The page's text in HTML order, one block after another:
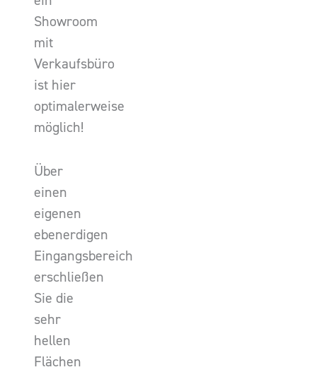
Showroom
mit
Verkaufsbüro
ist hier
optimalerweise
möglich!
Über
einen
eigenen
ebenerdigen
Eingangsbereich
erschließen
Sie die
sehr
hellen
Flächen